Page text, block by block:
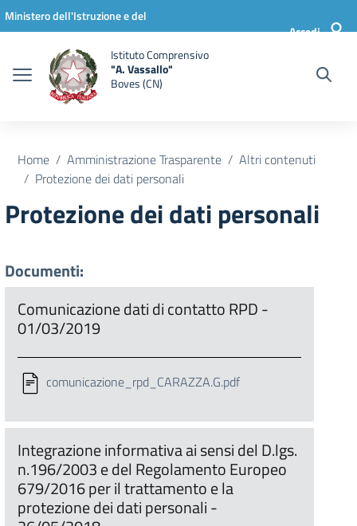
Vai ai contenuti
Vai al menu di navigazione
Vai al footer
Ministero dell'Istruzione e del
Accedi
Istituto Comprensivo
"A. Vassallo"
Boves (CN)
Home Amministrazione Trasparente
Altri contenuti
Protezione dei dati personali
Protezione dei dati personali
Documenti:
Comunicazione dati di contatto RPD -
01/03/2019
comunicazione_rpd_CARAZZA.G.pdf
Integrazione informativa ai sensi del D.lgs.
n.196/2003 e del Regolamento Europeo
679/2016 per il trattamento e la
protezione dei dati personali -